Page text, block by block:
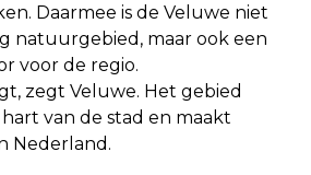
Daarmee is de Veluwe niet
natuurgebied, maar ook een
voor de regio.
zegt Veluwe. Het gebied
van de stad en maakt
Nederland.